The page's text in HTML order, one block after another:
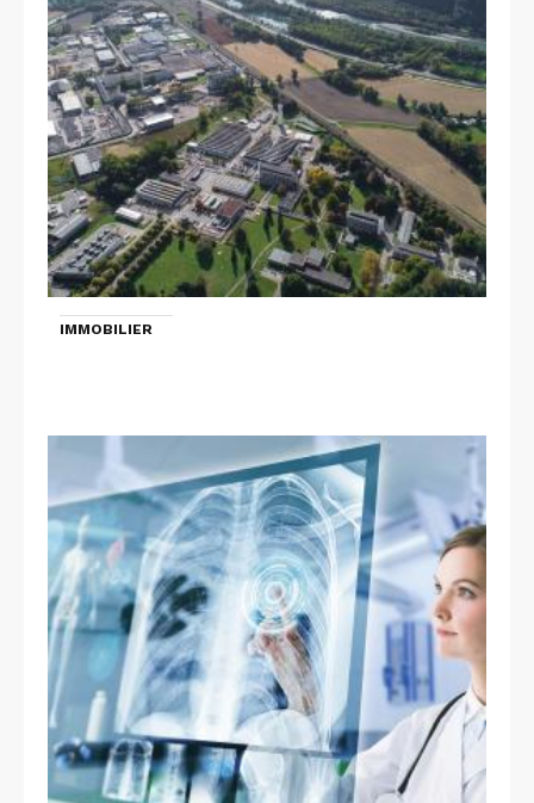
IMMOBILIER